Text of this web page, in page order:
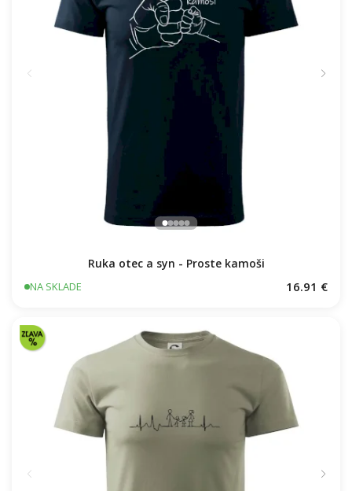
Ruka otec a syn - Proste kamoši
NA SKLADE 16.91 €